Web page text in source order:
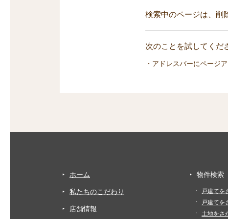
検索中のページは、削
次のことを試してくだ
・アドレスバーにページ
ホーム
私たちのこだわり
店舗情報
物件検索
戸建てを
戸建てを
土地をさ